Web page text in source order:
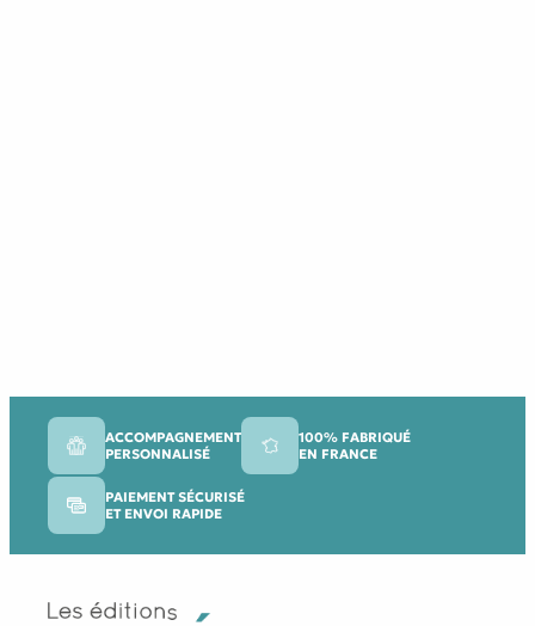
ACCOMPAGNEMENT
PERSONNALISÉ
100% FABRIQUÉ
EN FRANCE
PAIEMENT SÉCURISÉ
ET ENVOI RAPIDE